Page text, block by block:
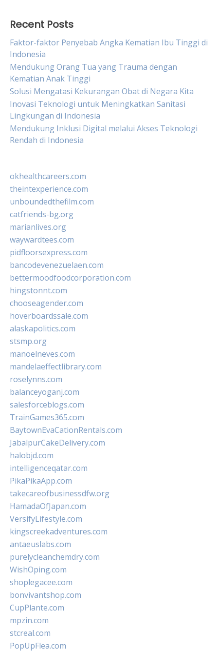
Recent Posts
Faktor-faktor Penyebab Angka Kematian Ibu Tinggi di
Indonesia
Mendukung Orang Tua yang Trauma dengan
Kematian Anak Tinggi
Solusi Mengatasi Kekurangan Obat di Negara Kita
Inovasi Teknologi untuk Meningkatkan Sanitasi
Lingkungan di Indonesia
Mendukung Inklusi Digital melalui Akses Teknologi
Rendah di Indonesia
okhealthcareers.com
theintexperience.com
unboundedthefilm.com
catfriends-bg.org
marianlives.org
waywardtees.com
pidfloorsexpress.com
bancodevenezuelaen.com
bettermoodfoodcorporation.com
hingstonnt.com
chooseagender.com
hoverboardssale.com
alaskapolitics.com
stsmp.org
manoelneves.com
mandelaeffectlibrary.com
roselynns.com
balanceyoganj.com
salesforceblogs.com
TrainGames365.com
BaytownEvaCationRentals.com
JabalpurCakeDelivery.com
halobjd.com
intelligenceqatar.com
PikaPikaApp.com
takecareofbusinessdfw.org
HamadaOfJapan.com
VersifyLifestyle.com
kingscreekadventures.com
antaeuslabs.com
purelycleanchemdry.com
WishOping.com
shoplegacee.com
bonvivantshop.com
CupPlante.com
mpzin.com
stcreal.com
PopUpFlea.com